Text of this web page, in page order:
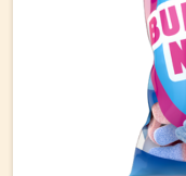
Hitta din grossist
Jobba hos oss